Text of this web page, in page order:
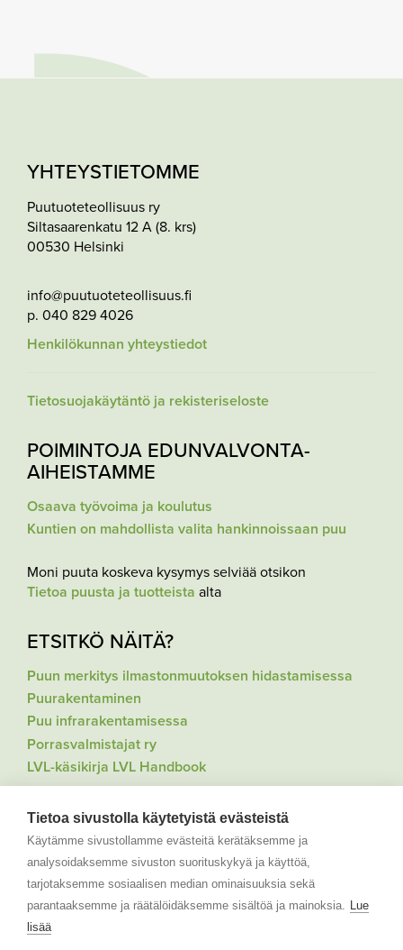
Tietoa sivustolla käytetyistä evästeistä
Käytämme sivustollamme evästeitä kerätäksemme ja
analysoidaksemme sivuston suorituskykyä ja käyttöä,
tarjotaksemme sosiaalisen median ominaisuuksia sekä
parantaaksemme ja räätälöidäksemme sisältöä ja mainoksia. Lue
lisää
YHTEYSTIETOMME
Puutuoteteollisuus ry
Siltasaarenkatu 12 A (8. krs)
00530 Helsinki
info@puutuoteteollisuus.fi
p. 040 829 4026
Henkilökunnan yhteystiedot
Tietosuojakäytäntö ja rekisteriseloste
POIMINTOJA EDUNVALVONTA-
AIHEISTAMME
Osaava työvoima ja koulutus
Kuntien on mahdollista valita hankinnoissaan puu
Moni puuta koskeva kysymys selviää otsikon
Tietoa puusta ja tuotteista alta
ETSITKÖ NÄITÄ?
Puun merkitys ilmastonmuutoksen hidastamisessa
Puurakentaminen
Puu infrarakentamisessa
Porrasvalmistajat ry
LVL-käsikirja LVL Handbook
VIESTINTÄ
Uutiskirjeemme lähetetään noin 12 kertaa vuodessa.
Voit tilata sen sähköpostiosoitteestamme
info@puutuoteteollisuus.fi.
Yhteystiedot medialle